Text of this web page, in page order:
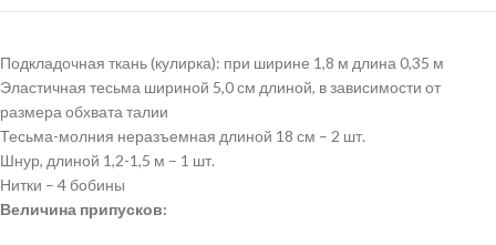
Подкладочная ткань (кулирка): при ширине 1,8 м длина 0,35 м
Эластичная тесьма шириной 5,0 см длиной, в зависимости от
размера обхвата талии
Тесьма-молния неразъемная длиной 18 см – 2 шт.
Шнур, длиной 1,2-1,5 м – 1 шт.
Нитки – 4 бобины
Величина припусков: